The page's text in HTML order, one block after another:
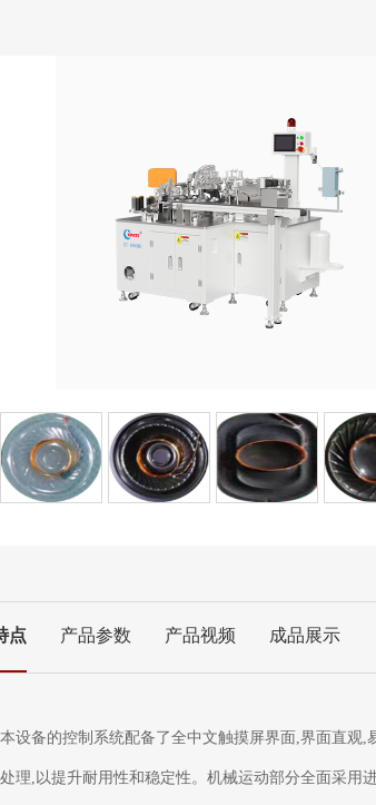
点 产品参数 产品视频 成品展示
本设备的控制系统配备了全中文触摸屏界面,界面直观
处理,以提升耐用性和稳定性。机械运动部分全面采用